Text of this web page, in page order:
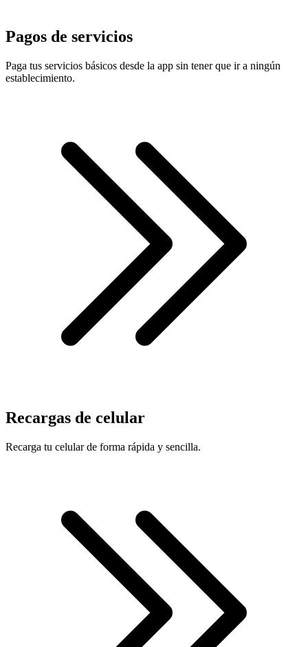
Pagos de servicios
Paga tus servicios básicos desde la app sin tener que ir a ningún
establecimiento.
Recargas de celular
Recarga tu celular de forma rápida y sencilla.